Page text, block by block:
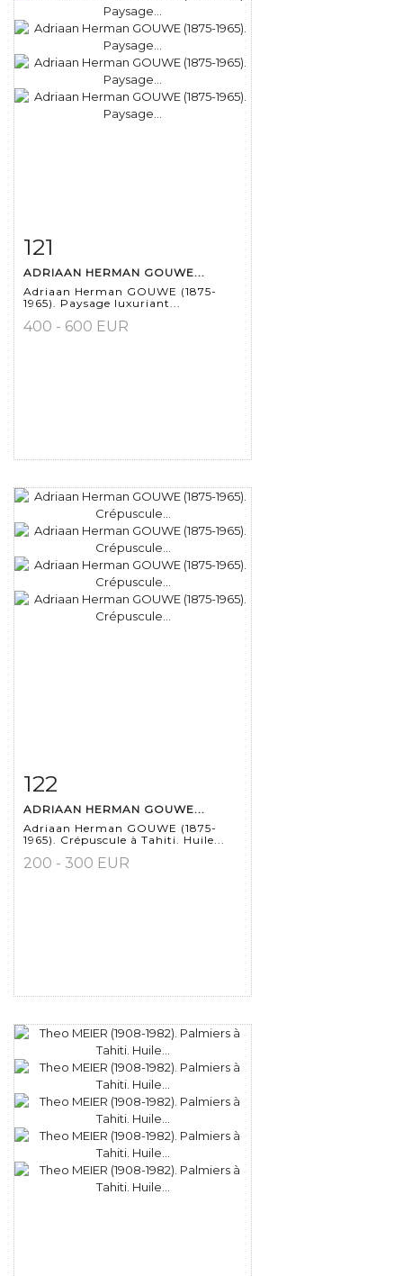
Fiche détaillée
121
ADRIAAN HERMAN GOUWE...
Adriaan Herman GOUWE (1875-
1965). Paysage luxuriant...
400 - 600 EUR
Fiche détaillée
122
ADRIAAN HERMAN GOUWE...
Adriaan Herman GOUWE (1875-
1965). Crépuscule à Tahiti. Huile...
200 - 300 EUR